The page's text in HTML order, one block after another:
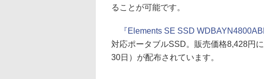
ることが可能です。
『Elements SE SSD
対応ポータブルSSD。販売価格8,428円
30日）が配布されています。